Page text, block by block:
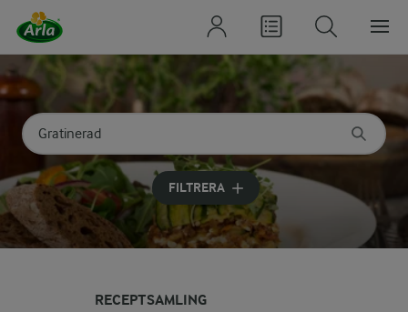
Sök på kategori eller ingrediens
Skriv in sökord för att få förslag
FILTRERA
RECEPTSAMLING